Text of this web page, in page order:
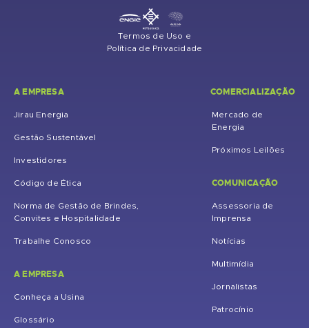
Termos de Uso e
Política de Privacidade
A EMPRESA
Jirau Energia
Gestão Sustentável
Investidores
Código de Ética
Norma de Gestão de Brindes,
Convites e Hospitalidade
Trabalhe Conosco
A EMPRESA
Conheça a Usina
Glossário
COMERCIALIZAÇÃO
Mercado de
Energia
Próximos Leilões
COMUNICAÇÃO
Assessoria de
Imprensa
Notícias
Multimídia
Jornalistas
Patrocínio